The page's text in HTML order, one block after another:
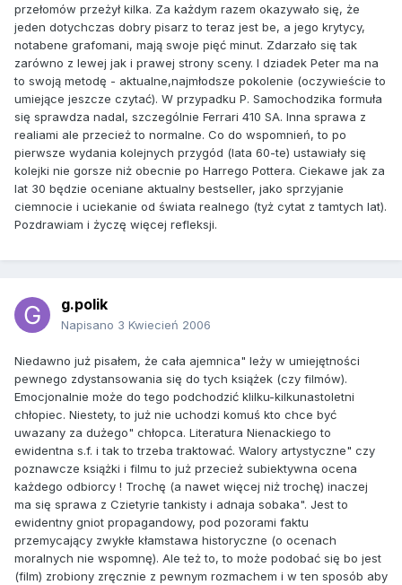
przełomów przeżył kilka. Za każdym razem okazywało się, że
jeden dotychczas dobry pisarz to teraz jest be, a jego krytycy,
notabene grafomani, mają swoje pięć minut. Zdarzało się tak
zarówno z lewej jak i prawej strony sceny. I dziadek Peter ma na
to swoją metodę - aktualne,najmłodsze pokolenie (oczywieście to
umiejące jeszcze czytać). W przypadku P. Samochodzika formuła
się sprawdza nadal, szczególnie Ferrari 410 SA. Inna sprawa z
realiami ale przecież to normalne. Co do wspomnień, to po
pierwsze wydania kolejnych przygód (lata 60-te) ustawiały się
kolejki nie gorsze niż obecnie po Harrego Pottera. Ciekawe jak za
lat 30 będzie oceniane aktualny bestseller, jako sprzyjanie
ciemnocie i uciekanie od świata realnego (tyż cytat z tamtych lat).
Pozdrawiam i życzę więcej refleksji.
g.polik
Napisano 3 Kwiecień 2006
Niedawno już pisałem, że cała ajemnica" leży w umiejętności
pewnego zdystansowania się do tych książek (czy filmów).
Emocjonalnie może do tego podchodzić klilku-kilkunastoletni
chłopiec. Niestety, to już nie uchodzi komuś kto chce być
uwazany za dużego" chłopca. Literatura Nienackiego to
ewidentna s.f. i tak to trzeba traktować. Walory artystyczne" czy
poznawcze książki i filmu to już przecież subiektywna ocena
każdego odbiorcy ! Trochę (a nawet więcej niż trochę) inaczej
ma się sprawa z Czietyrie tankisty i adnaja sobaka". Jest to
ewidentny gniot propagandowy, pod pozorami faktu
przemycający zwykłe kłamstawa historyczne (o ocenach
moralnych nie wspomnę). Ale też to, to może podobać się bo jest
(film) zrobiony zręcznie z pewnym rozmachem i w ten sposób aby